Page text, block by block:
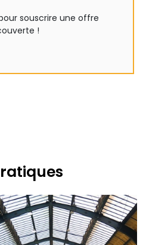
souscrire une offre
!